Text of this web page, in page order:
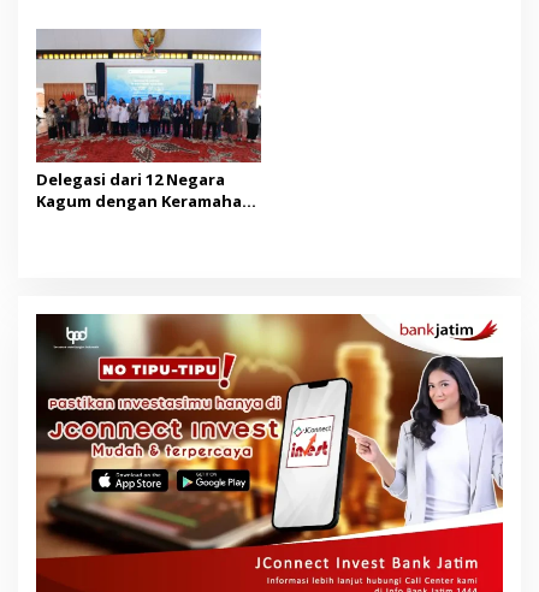
Delegasi dari 12 Negara
Kagum dengan Keramahan